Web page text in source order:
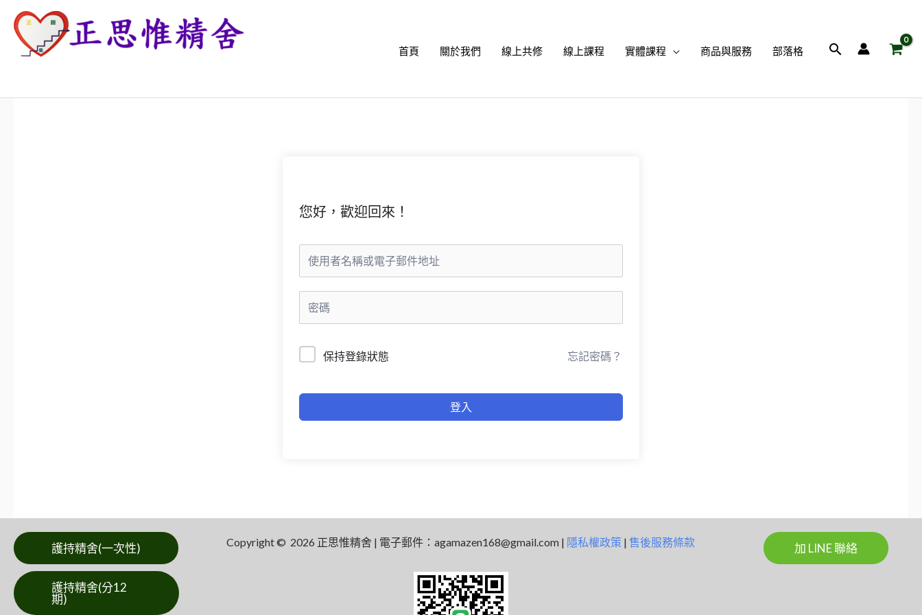
首頁 關於我們 線上共修 線上課程 實體課程 商品與服務 部落格
搜
您好，歡迎回來！
保持登錄狀態 忘記密碼？
登入
護持精舍(一次性)
護持精舍(分12
期)
Copyright © 2026 正思惟精舍 | 電子郵件：agamazen168@gmail.com | 隱私權政策 |售後服務條款 加 LINE 聯絡